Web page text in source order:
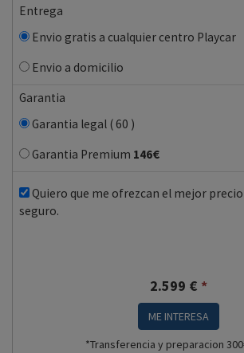
Entrega
Envio gratis a cualquier centro Playcar
Envio a domicilio
Garantia
Garantia legal ( 60 )
Garantia Premium 146€
Quiero que me ofrezcan el mejor
seguro.
2.599 € *
ME INTERESA
*Transferencia y preparacion